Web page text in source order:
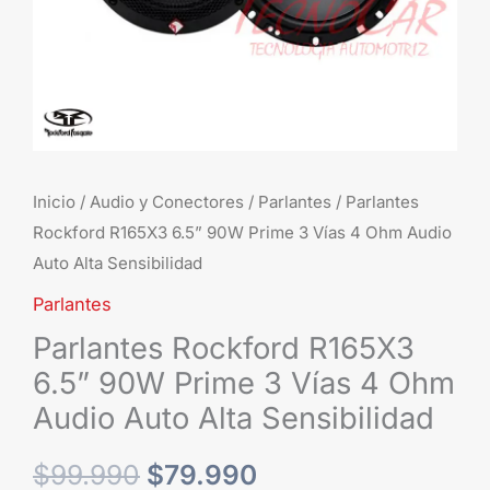
Inicio / Audio y Conectores / Parlantes / Parlantes
Rockford R165X3 6.5” 90W Prime 3 Vías 4 Ohm Audio
Auto Alta Sensibilidad
Parlantes
Parlantes Rockford R165X3
6.5” 90W Prime 3 Vías 4 Ohm
Audio Auto Alta Sensibilidad
$99.990 $79.990
Alta
cantidad